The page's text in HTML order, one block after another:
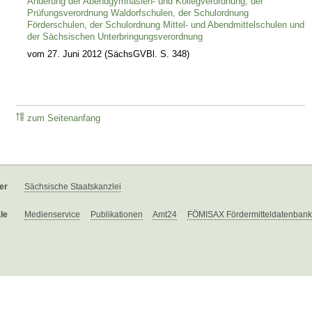
Prüfungsverordnung Waldorfschulen, der Schulordnung
Förderschulen, der Schulordnung Mittel- und Abendmittelschulen und
der Sächsischen Unterbringungsverordnung
vom 27. Juni 2012 (SächsGVBl. S. 348)
zum Seitenanfang
Sächsische Staatskanzlei
Medienservice Publikationen Amt24 FÖMISAX Fördermitteldatenbank